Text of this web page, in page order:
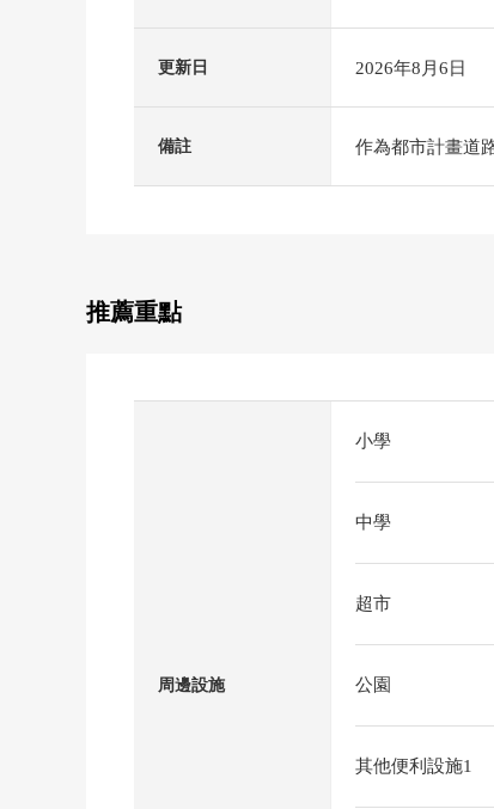
更新日 2026年8月6日
備註 作為都市計畫道
推薦重點
周邊設施
小學
中學
超市
公園
其他便利設施1